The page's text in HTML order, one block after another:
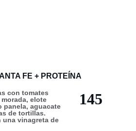
FE + PROTEÍNA
con tomates
elote
panela, aguacate
de tortillas.
una vinagreta de
145